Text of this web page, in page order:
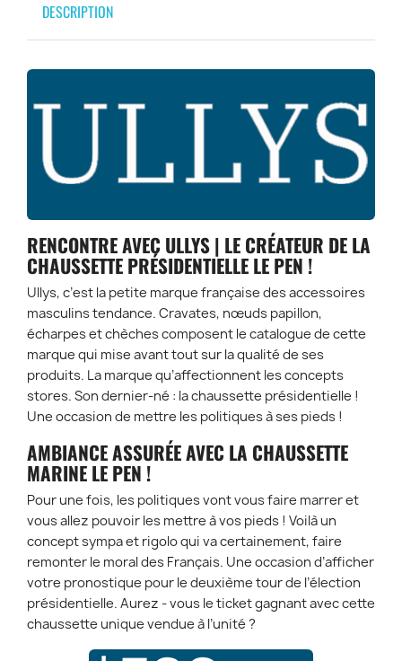
DESCRIPTION
RENCONTRE AVEC ULLYS | LE CRÉATEUR DE LA
CHAUSSETTE PRÉSIDENTIELLE LE PEN !
Ullys, c’est la petite marque française des accessoires
masculins tendance. Cravates, nœuds papillon,
écharpes et chèches composent le catalogue de cette
marque qui mise avant tout sur la qualité de ses
produits. La marque qu’affectionnent les concepts
stores. Son dernier-né : la chaussette présidentielle !
Une occasion de mettre les politiques à ses pieds !
AMBIANCE ASSURÉE AVEC LA CHAUSSETTE
MARINE LE PEN !
Pour une fois, les politiques vont vous faire marrer et
vous allez pouvoir les mettre à vos pieds ! Voilà un
concept sympa et rigolo qui va certainement, faire
remonter le moral des Français. Une occasion d’afficher
votre pronostique pour le deuxième tour de l’élection
présidentielle. Aurez - vous le ticket gagnant avec cette
chaussette unique vendue à l’unité ?